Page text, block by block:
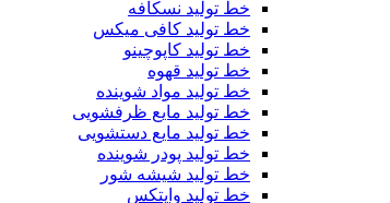
خط تولید نسکافه
خط تولید کافی میکس
خط تولید کاپوچینو
خط تولید قهوه
خط تولید مواد شوینده
خط تولید مایع ظرفشویی
خط تولید مایع دستشویی
خط تولید پودر شوینده
خط تولید شیشه شور
خط تولید وایتکس